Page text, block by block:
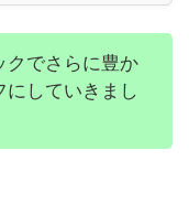
クでさらに豊か
にしていきまし